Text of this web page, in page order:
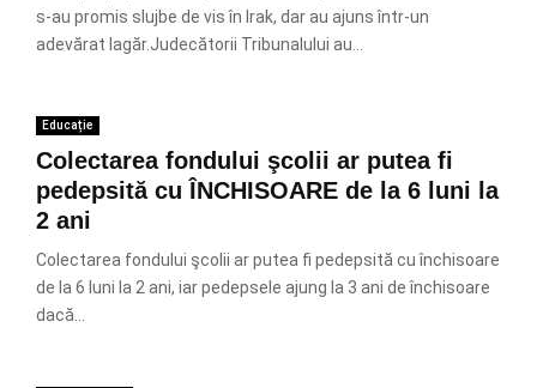
s-au promis slujbe de vis în Irak, dar au ajuns într-un
adevărat lagăr.Judecătorii Tribunalului au...
Educație
Colectarea fondului şcolii ar putea fi
pedepsită cu ÎNCHISOARE de la 6 luni la
2 ani
Colectarea fondului şcolii ar putea fi pedepsită cu închisoare
de la 6 luni la 2 ani, iar pedepsele ajung la 3 ani de închisoare
dacă...